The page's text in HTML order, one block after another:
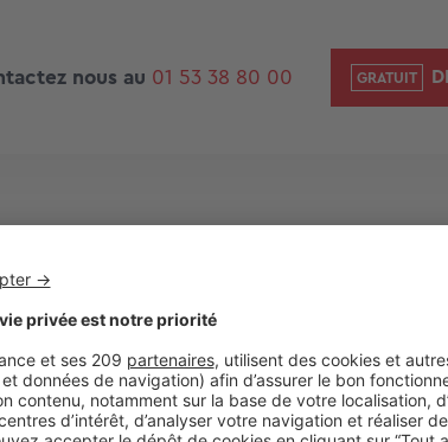
nous au 01 53 38 80 00